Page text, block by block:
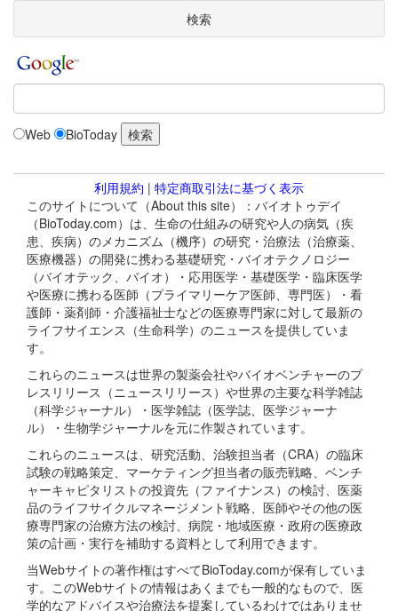
検索
Web BioToday
利用規約 | 特定商取引法に基づく表示
このサイトについて（About this site）：バイオトゥデイ
（BioToday.com）は、生命の仕組みの研究や人の病気（疾
患、疾病）のメカニズム（機序）の研究・治療法（治療薬、
医療機器）の開発に携わる基礎研究・バイオテクノロジー
（バイオテック、バイオ）・応用医学・基礎医学・臨床医学
や医療に携わる医師（プライマリーケア医師、専門医）・看
護師・薬剤師・介護福祉士などの医療専門家に対して最新の
ライフサイエンス（生命科学）のニュースを提供していま
す。
これらのニュースは世界の製薬会社やバイオベンチャーのプ
レスリリース（ニュースリリース）や世界の主要な科学雑誌
（科学ジャーナル）・医学雑誌（医学誌、医学ジャーナ
ル）・生物学ジャーナルを元に作製されています。
これらのニュースは、研究活動、治験担当者（CRA）の臨床
試験の戦略策定、マーケティング担当者の販売戦略、ベンチ
ャーキャピタリストの投資先（ファイナンス）の検討、医薬
品のライフサイクルマネージメント戦略、医師やその他の医
療専門家の治療方法の検討、病院・地域医療・政府の医療政
策の計画・実行を補助する資料として利用できます。
当Webサイトの著作権はすべてBioToday.comが保有していま
す。このWebサイトの情報はあくまでも一般的なもので、医
学的なアドバイスや治療法を提案しているわけではありませ